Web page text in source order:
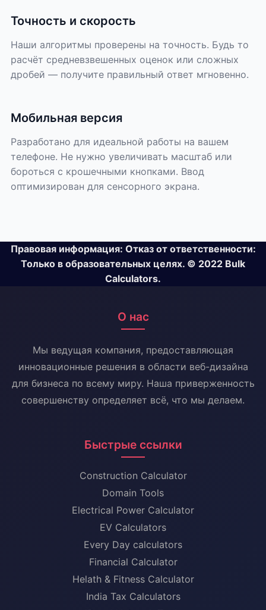
Точность и скорость
Наши алгоритмы проверены на точность. Будь то
расчёт средневзвешенных оценок или сложных
дробей — получите правильный ответ мгновенно.
Мобильная версия
Разработано для идеальной работы на вашем
телефоне. Не нужно увеличивать масштаб или
бороться с крошечными кнопками. Ввод
оптимизирован для сенсорного экрана.
Правовая информация: Отказ от ответственности:
Только в образовательных целях. © 2022 Bulk
Calculators.
О нас
Мы ведущая компания, предоставляющая
инновационные решения в области веб-дизайна
для бизнеса по всему миру. Наша приверженность
совершенству определяет всё, что мы делаем.
Быстрые ссылки
Construction Calculator
Domain Tools
Electrical Power Calculator
EV Calculators
Every Day calculators
Financial Calculator
Helath & Fitness Calculator
India Tax Calculators